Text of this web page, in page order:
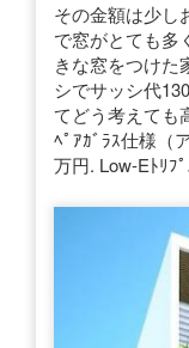
その金額は少し
で窓がとても多
きな窓をつけた
シでサッシ代
てどう考えても
ﾍﾟｱｶﾞﾗｽ仕様（
万円. Low-Eﾄﾘﾌ